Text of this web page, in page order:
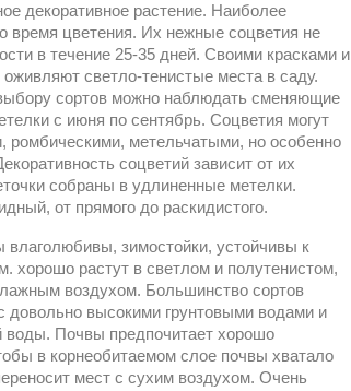
декоративное растение. Наиболее
цветения. Их нежные соцветия не
в течение 25-35 дней. Своими красками и
светло-тенистые места в саду.
сортов можно наблюдать сменяющие
с июня по сентябрь. Соцветия могут
метельчатыми, но особенно
соцветий зависит от их
собраны в удлиненные метелки.
от прямого до раскидистого.
влаголюбивы, зимостойки, устойчивы к
хорошо растут в светлом и полутенистом,
воздухом. Большинство сортов
довольно высокими грунтовыми водами и
воды. Почвы предпочитает хорошо
в корнеобитаемом слое почвы хватало
мест с сухим воздухом. Очень